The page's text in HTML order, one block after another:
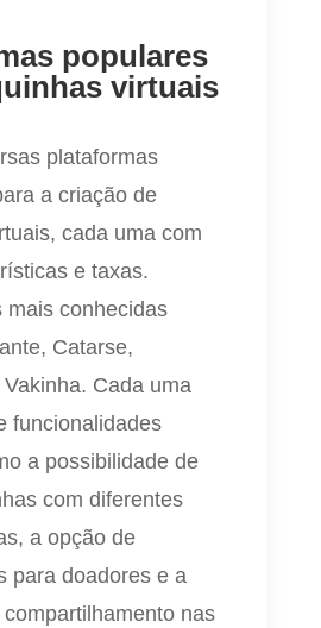
populares
virtuais
plataformas
a criação de
cada uma com
e taxas.
mais conhecidas
Catarse,
Cada uma
funcionalidades
a possibilidade de
com diferentes
a opção de
para doadores e a
nas